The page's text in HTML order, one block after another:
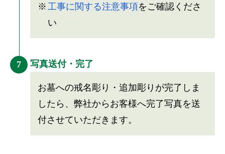
工事に関する注意事項をご確認くださ
い
7 写真送付・完了
お墓への戒名彫り・追加彫りが完了しま
したら、弊社からお客様へ完了写真を送
付させていただきます。